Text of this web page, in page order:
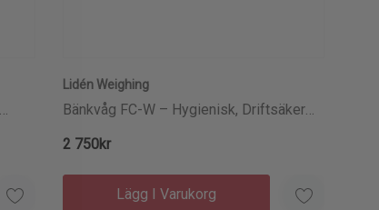
Lidén Weighing
Bänkvåg FC-W – Hygienisk, Driftsäker
Och Byggd För Livsmedel
2 750kr
Lägg I Varukorg